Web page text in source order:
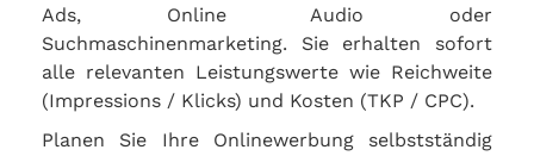
Ads, Online Audio oder
Suchmaschinenmarketing. Sie erhalten sofort
alle relevanten Leistungswerte wie Reichweite
(Impressions / Klicks) und Kosten (TKP / CPC).
Planen Sie Ihre Onlinewerbung selbstständig